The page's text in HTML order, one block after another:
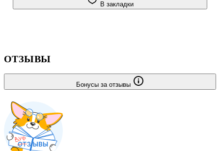
В закладки
ОТЗЫВЫ
Бонусы за отзывы